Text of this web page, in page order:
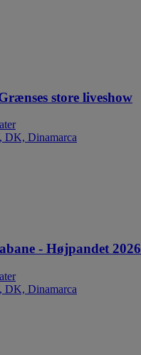
store liveshow
DK, Dinamarca
- Højpandet 2026
DK, Dinamarca